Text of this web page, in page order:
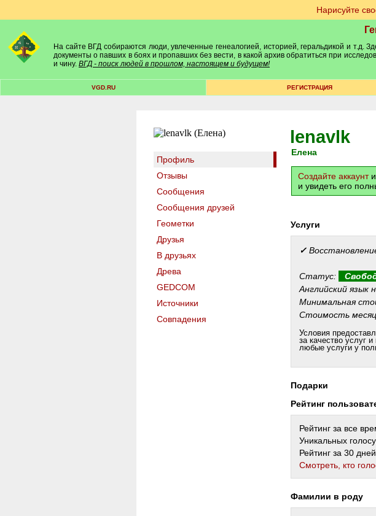
Нарисуйте
На сайте ВГД собираются люди, увлеченные генеалогией, историей, геральдикой и т.д.
документы о павших в боях и пропавших без вести, в какой архив обратиться при
и чину. ВГД - поиск людей в прошлом, настоящем и будущем!
VGD.RU РЕГИСТРАЦИЯ
Профиль
Отзывы
Сообщения
Сообщения друзей
Геометки
Друзья
В друзьях
Древа
GEDCOM
Источники
Совпадения
lenavlk
Елена
Создайте аккаунт
и увидеть его
Услуги
✓
Статус:
Английский язык
Минимальная
Стоимость
Условия
за качество услуг
любые услуги у
Подарки
Рейтинг
Рейтинг за все
Уникальных
Рейтинг за 30
Cмотреть, кто
Фамилии в роду